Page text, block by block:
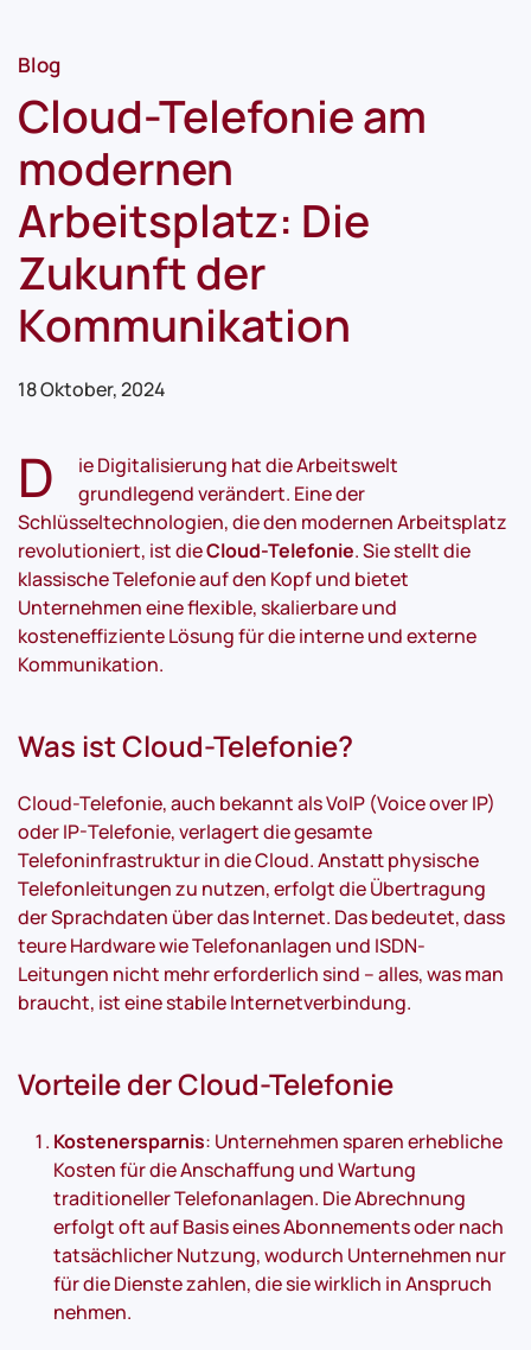
Blog
Cloud-Telefonie am
modernen
Arbeitsplatz: Die
Zukunft der
Kommunikation
18 Oktober, 2024
D
ie Digitalisierung hat die Arbeitswelt
grundlegend verändert. Eine der
Schlüsseltechnologien, die den modernen Arbeitsplatz
revolutioniert, ist dieCloud-Telefonie. Sie stellt die
klassische Telefonie auf den Kopf und bietet
Unternehmen eine flexible, skalierbare und
kosteneffiziente Lösung für die interne und externe
Kommunikation.
Was ist Cloud-Telefonie?
Cloud-Telefonie, auch bekannt als VoIP (Voice over IP)
oder IP-Telefonie, verlagert die gesamte
Telefoninfrastruktur in die Cloud. Anstatt physische
Telefonleitungen zu nutzen, erfolgt die Übertragung
der Sprachdaten über das Internet. Das bedeutet, dass
teure Hardware wie Telefonanlagen und ISDN-
Leitungen nicht mehr erforderlich sind – alles, was man
braucht, ist eine stabile Internetverbindung.
Vorteile der Cloud-Telefonie
Kostenersparnis: Unternehmen sparen erhebliche
Kosten für die Anschaffung und Wartung
traditioneller Telefonanlagen. Die Abrechnung
erfolgt oft auf Basis eines Abonnements oder nach
tatsächlicher Nutzung, wodurch Unternehmen nur
für die Dienste zahlen, die sie wirklich in Anspruch
nehmen.